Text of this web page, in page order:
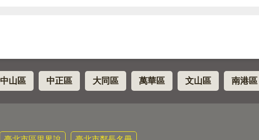
中山區 中正區 大同區 萬華區 文山區 南港區